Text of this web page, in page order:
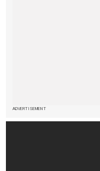
ADVERTISEMENT